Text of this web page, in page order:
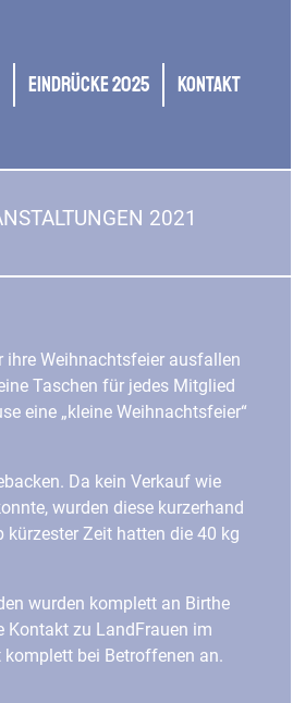
Eindrücke 2025 Kontakt
2021
ihre Weihnachtsfeier ausfallen
Taschen für jedes Mitglied
eine „kleine Weihnachtsfeier“
Da kein Verkauf wie
wurden diese kurzerhand
Zeit hatten die 40 kg
wurden komplett an Birthe
Kontakt zu LandFrauen im
bei Betroffenen an.